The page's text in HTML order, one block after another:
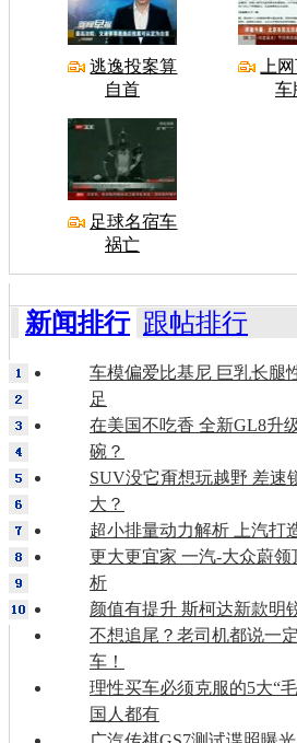
逃逸投案算
自首
上
车
足球名宿车
祸亡
新闻排行 跟帖排行
车模偏爱比基尼 巨乳长腿
足
在美国不吃香 全新GL8升
碗？
SUV没它甭想玩越野 差速
大？
超小排量动力解析 上汽打
更大更宜家 一汽-大众蔚
析
颜值有提升 斯柯达新款明
不想追尾？老司机都说一
车！
理性买车必须克服的5大“
国人都有